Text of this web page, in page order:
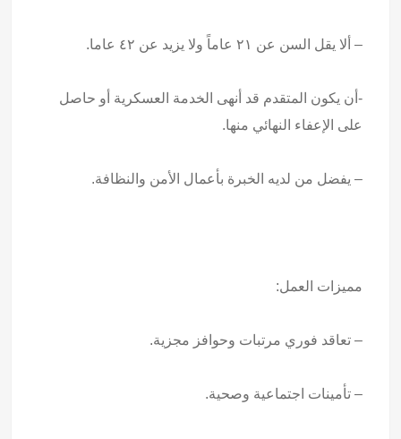
– ألا يقل السن عن ۲۱ عاماً ولا يزيد عن ٤٢ عاما.
-أن يكون المتقدم قد أنهى الخدمة العسكرية أو حاصل
على الإعفاء النهائي منها.
– يفضل من لديه الخبرة بأعمال الأمن والنظافة.
مميزات العمل:
– تعاقد فوري مرتبات وحوافز مجزية.
– تأمينات اجتماعية وصحية.